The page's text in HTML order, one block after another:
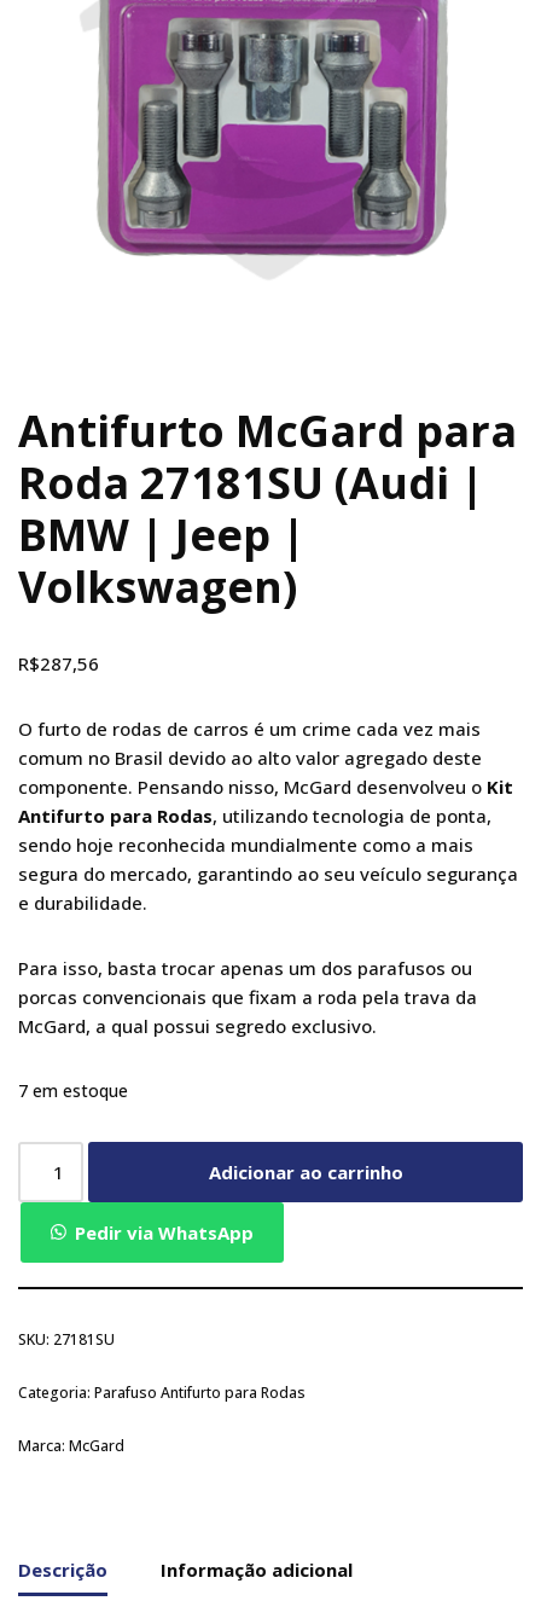
Antifurto McGard para
Roda 27181SU (Audi |
BMW | Jeep |
Volkswagen)
R$287,56
O furto de rodas de carros é um crime cada vez mais
comum no Brasil devido ao alto valor agregado deste
componente. Pensando nisso, McGard desenvolveu o Kit
Antifurto para Rodas, utilizando tecnologia de ponta,
sendo hoje reconhecida mundialmente como a mais
segura do mercado, garantindo ao seu veículo segurança
e durabilidade.
Para isso, basta trocar apenas um dos parafusos ou
porcas convencionais que fixam a roda pela trava da
McGard, a qual possui segredo exclusivo.
7 em estoque
Adicionar ao carrinho
Pedir via WhatsApp
SKU: 27181SU
Categoria: Parafuso Antifurto para Rodas
Marca: McGard
Descrição Informação adicional